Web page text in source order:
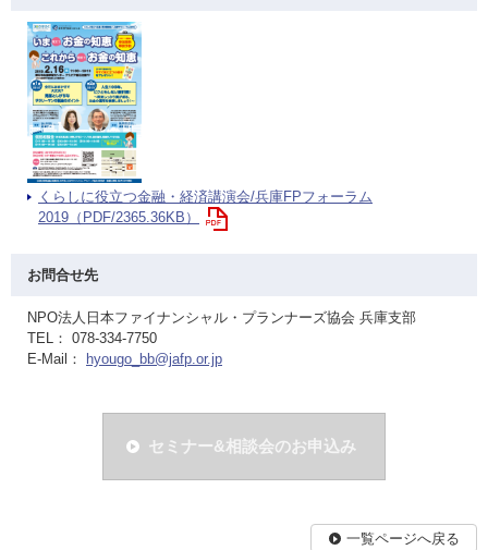
くらしに役立つ金融・経済講演会/兵庫FPフォーラム
2019（PDF/2365.36KB）
お問合せ先
NPO法人日本ファイナンシャル・プランナーズ協会 兵庫支部
TEL： 078-334-7750
E-Mail：
hyougo_bb@jafp.or.jp
セミナー&相談会のお申込み
一覧ページへ戻る